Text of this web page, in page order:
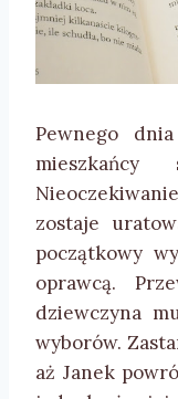
Pewnego
zostaje
początkowy
oprawcą.
dziewczyna
wyborów.
aż Janek